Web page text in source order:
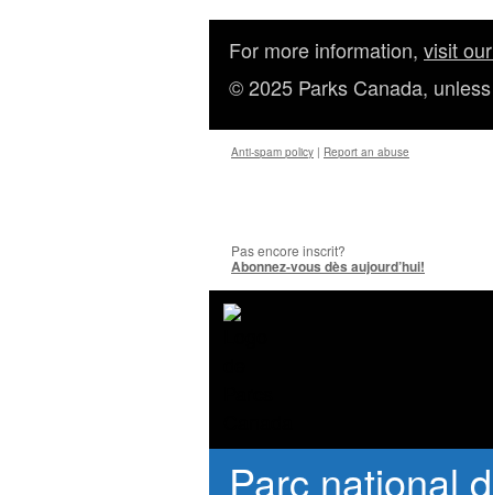
For more information, visit
© 2025 Parks Canada,
Anti‑spam policy | Report an abuse
Pas encore inscrit?
Abonnez-vous dès aujourd’hui!
Parc national